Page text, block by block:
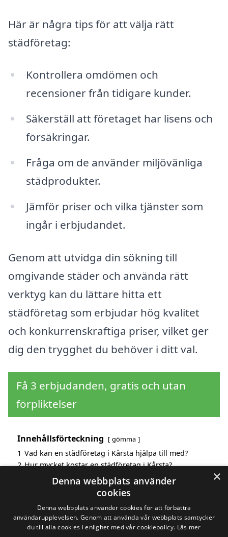
Här är några tips för att välja rätt
städföretag:
Kontrollera omdömen och
recensioner från tidigare kunder.
Säkerställ att företaget har lisens och
försäkringar.
Fråga om de använder miljövänliga
städprodukter.
Jämför priser och vilka tjänster som
ingår i erbjudandet.
Genom att utvidga din sökning till
omgivande städer och använda rätt
verktyg kan du lättare hitta ett
städföretag som erbjudar hög kvalitet
och konkurrenskraftiga priser, vilket ger
dig den trygghet du behöver i ditt val.
Få 3 erbjudanden, gratis och utan
förpliktelser
Innehållsförteckning gömma
1 Vad kan en städföretag i Kårsta hjälpa till med?
2 Hur mycket kostar en städföretag i Kårsta?
Fördelar med att välja städföretag i Kårsta
Sök efter en skicklig städföretag i de omgivande
×
Denna webbplats använder
cookies
Denna webbplats använder cookies för att förbättra
användarupplevelsen. Genom att använda vår webbplats samtycker
du till alla cookies i enlighet med vår cookiepolicy. Läs mer